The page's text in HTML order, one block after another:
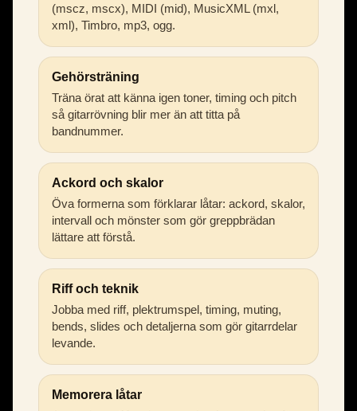
(mscz, mscx), MIDI (mid), MusicXML (mxl,
xml), Timbro, mp3, ogg.
Gehörsträning
Träna örat att känna igen toner, timing och pitch
så gitarrövning blir mer än att titta på
bandnummer.
Ackord och skalor
Öva formerna som förklarar låtar: ackord, skalor,
intervall och mönster som gör greppbrädan
lättare att förstå.
Riff och teknik
Jobba med riff, plektrumspel, timing, muting,
bends, slides och detaljerna som gör gitarrdelar
levande.
Memorera låtar